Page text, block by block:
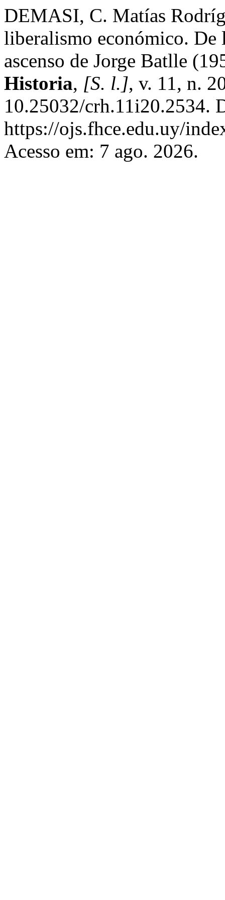
DEMASI, C. Matías
liberalismo económico. De
ascenso de Jorge Batlle
Historia, [S. l.], v. 11, n.
10.25032/crh.11i20.2534.
https://ojs.fhce.edu.uy/
Acesso em: 7 ago. 2026.